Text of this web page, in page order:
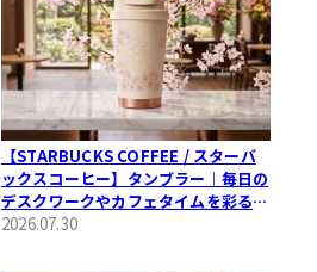
【STARBUCKS COFFEE / スターバ
ックスコーヒー】タンブラー｜毎日の
デスクワークやカフェタイムを彩る一
杯
2026.07.30